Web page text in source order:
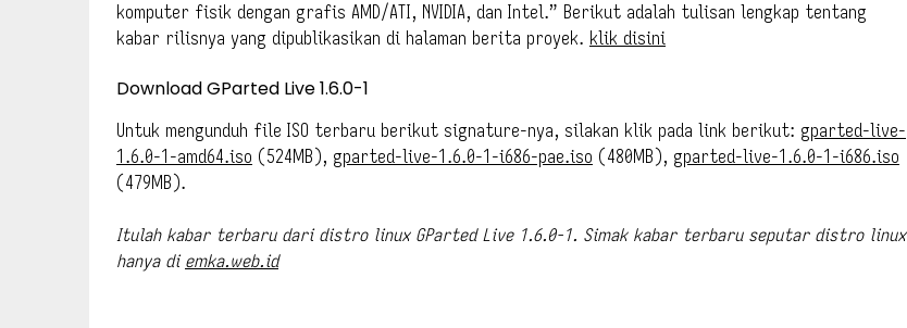
komputer fisik dengan grafis AMD/ATI, NVIDIA, dan Intel.” Berikut adalah tulisan lengkap tentang
kabar rilisnya yang dipublikasikan di halaman berita proyek. klik disini
Download GParted Live 1.6.0-1
Untuk mengunduh file ISO terbaru berikut signature-nya, silakan klik pada link berikut: gparted-live-
1.6.0-1-amd64.iso (524MB), gparted-live-1.6.0-1-i686-pae.iso (480MB), gparted-live-1.6.0-1-i686.iso
(479MB).
Itulah kabar terbaru dari distro linux GParted Live 1.6.0-1. Simak kabar terbaru seputar distro linux
hanya di emka.web.id